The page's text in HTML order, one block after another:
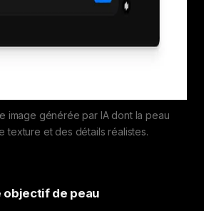
image générée par IA dont la peau
texture et des détails réalistes.
de peau